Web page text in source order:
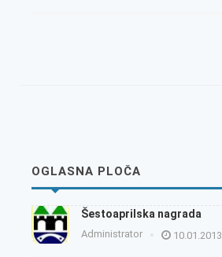
OGLASNA PLOČA
Šestoaprilska nagrada
Administrator 10.01.2013